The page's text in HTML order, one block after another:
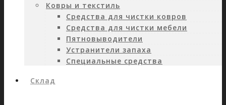
Ковры и текстиль
Средства для чистки ковров
Средства для чистки мебели
Пятновыводители
Устранители запаха
Специальные средства
Склад